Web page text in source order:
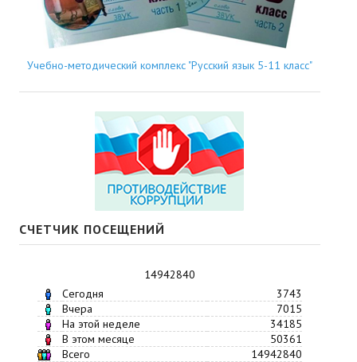
Учебно-методический комплекс "Русский язык 5-11 класс"
СЧЕТЧИК ПОСЕЩЕНИЙ
14942840
Сегодня
3743
Вчера
7015
На этой неделе
34185
В этом месяце
50361
Всего
14942840